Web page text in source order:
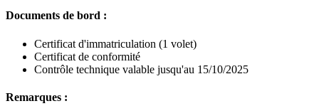
Documents de bord :
Certificat d'immatriculation (1 volet)
Certificat de conformité
Contrôle technique valable jusqu'au 15/10/2025
Remarques :